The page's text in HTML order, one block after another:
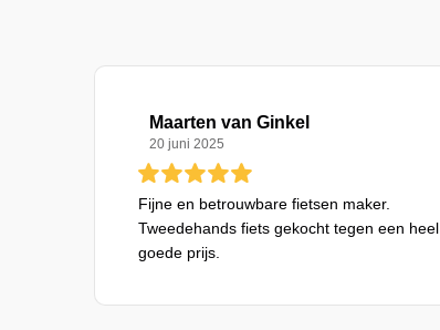
Maarten van Ginkel
20 juni 2025
Fijne en betrouwbare fietsen maker.
Tweedehands fiets gekocht tegen een heel
goede prijs.